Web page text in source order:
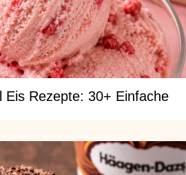
Eis Rezepte: 30+ Einfache